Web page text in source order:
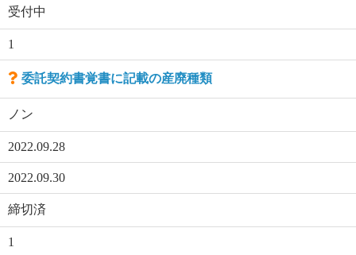
受付中
1
委託契約書覚書に記載の産廃種類
ノン
2022.09.28
2022.09.30
締切済
1